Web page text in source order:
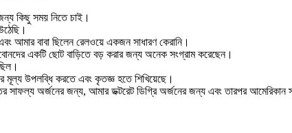
কিছু সময় নিতে চাই।
আমার বাবা ছিলেন রেলওয়ে একজন সাধারণ কেরানি।
একটি ছোট বাড়িতে বড় করার জন্য অনেক সংগ্রাম করেছেন।
মূল্য উপলব্ধি করতে এবং কৃতজ্ঞ হতে শিখিয়েছে।
সাফল্য অর্জনের জন্য, আমার ডক্টরেট ডিগ্রি অর্জনের জন্য এবং তারপর আমেরিকান